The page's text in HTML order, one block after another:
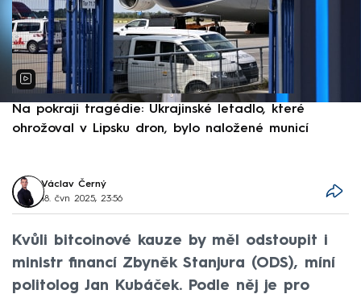
Na pokraji tragédie: Ukrajinské letadlo, které
ohrožoval v Lipsku dron, bylo naložené municí
Václav Černý
18. čvn 2025, 23:56
Kvůli bitcoinové kauze by měl odstoupit i
ministr financí Zbyněk Stanjura (ODS), míní
politolog Jan Kubáček. Podle něj je pro